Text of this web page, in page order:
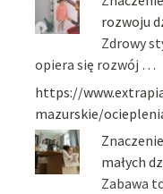
rozwoju
Zdrowy
opiera się rozwój …
https://
mazurskie/
małych
Zabawa